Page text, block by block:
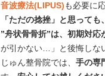
音波療法(LIPUS)も必要に
「ただの捻挫」と思って
”舟状骨骨折”は、初期対応
が引かない…」と後悔しな
じゅん整骨院では、 手の専